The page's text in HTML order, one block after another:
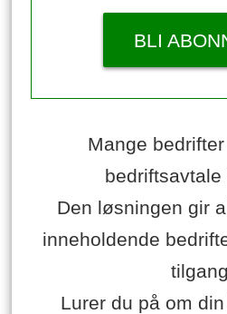
BLI
Mange
bedriftsavtale
Den løsningen gir
inneholdende
Lurer du på om